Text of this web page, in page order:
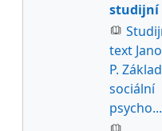
studijní
text
P.
sociální
psycho...